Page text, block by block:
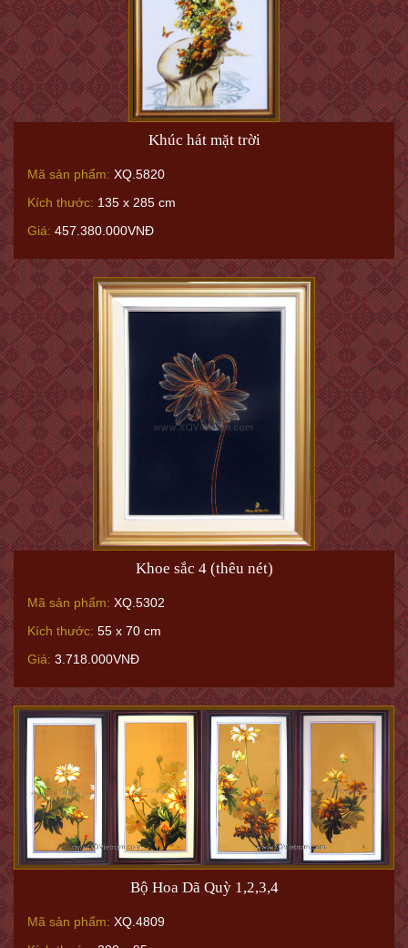
Khúc hát mặt trời
Mã sản phẩm: XQ.5820
Kích thước: 135 x 285 cm
Giá: 457.380.000VNĐ
Khoe sắc 4 (thêu nét)
Mã sản phẩm: XQ.5302
Kích thước: 55 x 70 cm
Giá: 3.718.000VNĐ
Bộ Hoa Dã Quỳ 1,2,3,4
Mã sản phẩm: XQ.4809